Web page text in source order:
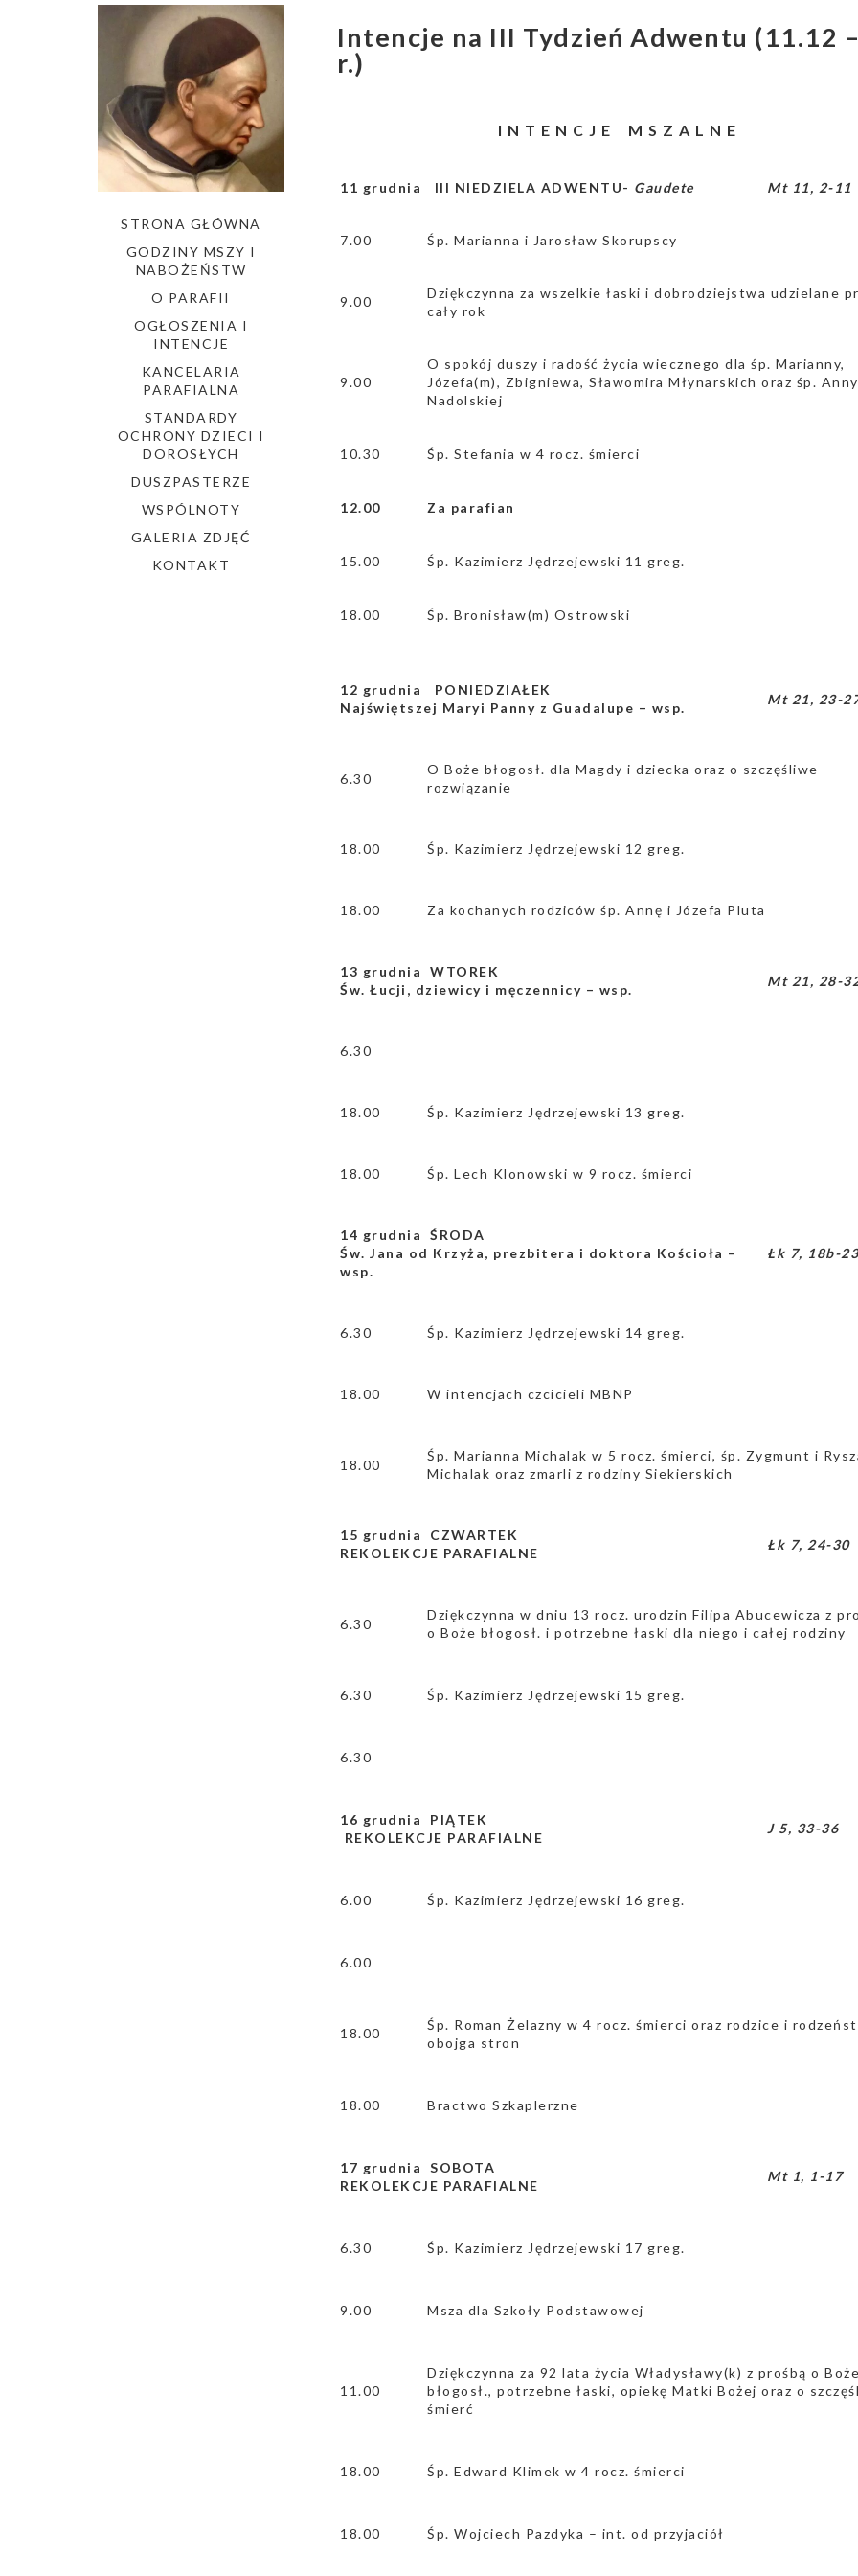
STRONA GŁÓWNA
GODZINY MSZY I
NABOŻEŃSTW
O PARAFII
OGŁOSZENIA I
INTENCJE
KANCELARIA
PARAFIALNA
STANDARDY
OCHRONY DZIECI I
DOROSŁYCH
DUSZPASTERZE
WSPÓLNOTY
GALERIA ZDJĘĆ
KONTAKT
Intencje na III Tydzień Adwentu (11.12
r.)
I N T E N C J E M S Z A L N E
11 grudnia III NIEDZIELA ADWENTU- Gaudete Mt 11, 2-11
7.00 Śp. Marianna i Jarosław Skorupscy
9.00
Dziękczynna za wszelkie łaski i dobrodziejstwa udzielane
cały rok
9.00
O spokój duszy i radość życia wiecznego dla śp. Marianny,
Józefa(m), Zbigniewa, Sławomira Młynarskich oraz śp. Anny
Nadolskiej
10.30 Śp. Stefania w 4 rocz. śmierci
12.00 Za parafian
15.00 Śp. Kazimierz Jędrzejewski 11 greg.
18.00 Śp. Bronisław(m) Ostrowski
12 grudnia PONIEDZIAŁEK
Najświętszej Maryi Panny z Guadalupe – wsp.
Mt 21, 23-
6.30
O Boże błogosł. dla Magdy i dziecka oraz o szczęśliwe
rozwiązanie
18.00 Śp. Kazimierz Jędrzejewski 12 greg.
18.00 Za kochanych rodziców śp. Annę i Józefa Pluta
13 grudnia WTOREK
Św. Łucji, dziewicy i męczennicy – wsp.
Mt 21, 28-
6.30
18.00 Śp. Kazimierz Jędrzejewski 13 greg.
18.00 Śp. Lech Klonowski w 9 rocz. śmierci
14 grudnia ŚRODA
Św. Jana od Krzyża, prezbitera i doktora Kościoła –
wsp.
Łk 7, 18b-23
6.30 Śp. Kazimierz Jędrzejewski 14 greg.
18.00 W intencjach czcicieli MBNP
18.00
Śp. Marianna Michalak w 5 rocz. śmierci, śp. Zygmunt i
Michalak oraz zmarli z rodziny Siekierskich
15 grudnia CZWARTEK
REKOLEKCJE PARAFIALNE
Łk 7, 24-30
6.30
Dziękczynna w dniu 13 rocz. urodzin Filipa Abucewicza z
o Boże błogosł. i potrzebne łaski dla niego i całej rodziny
6.30 Śp. Kazimierz Jędrzejewski 15 greg.
6.30
16 grudnia PIĄTEK
REKOLEKCJE PARAFIALNE
J 5, 33-36
6.00 Śp. Kazimierz Jędrzejewski 16 greg.
6.00
18.00
Śp. Roman Żelazny w 4 rocz. śmierci oraz rodzice i
obojga stron
18.00 Bractwo Szkaplerzne
17 grudnia SOBOTA
REKOLEKCJE PARAFIALNE
Mt 1, 1-17
6.30 Śp. Kazimierz Jędrzejewski 17 greg.
9.00 Msza dla Szkoły Podstawowej
11.00
Dziękczynna za 92 lata życia Władysławy(k) z prośbą o
błogosł., potrzebne łaski, opiekę Matki Bożej oraz o
śmierć
18.00 Śp. Edward Klimek w 4 rocz. śmierci
18.00 Śp. Wojciech Pazdyka – int. od przyjaciół